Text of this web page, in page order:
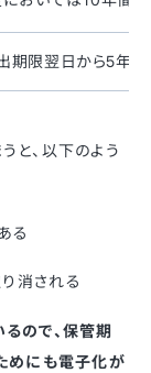
期限翌日から5年間
と、以下のよう
る
消される
ので、保管期
めにも電子化が